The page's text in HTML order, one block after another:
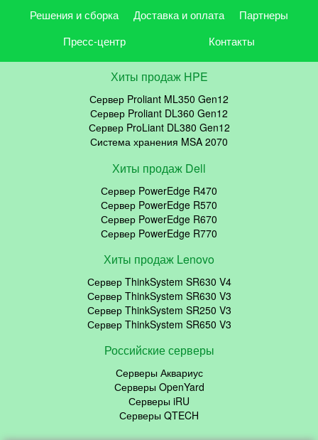
Решения и сборка
Доставка и оплата
Партнеры
Пресс-центр
Контакты
Хиты продаж HPE
Сервер Proliant ML350 Gen12
Сервер Proliant DL360 Gen12
Сервер ProLiant DL380 Gen12
Система хранения MSA 2070
Хиты продаж Dell
Сервер PowerEdge R470
Сервер PowerEdge R570
Сервер PowerEdge R670
Сервер PowerEdge R770
Хиты продаж Lenovo
Сервер ThinkSystem SR630 V4
Сервер ThinkSystem SR630 V3
Сервер ThinkSystem SR250 V3
Сервер ThinkSystem SR650 V3
Российские серверы
Серверы Аквариус
Серверы OpenYard
Серверы iRU
Серверы QTECH